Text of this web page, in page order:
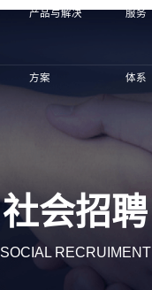
产品与解决
方案
服务
体系
社会招聘
SOCIAL RECRUIMENT